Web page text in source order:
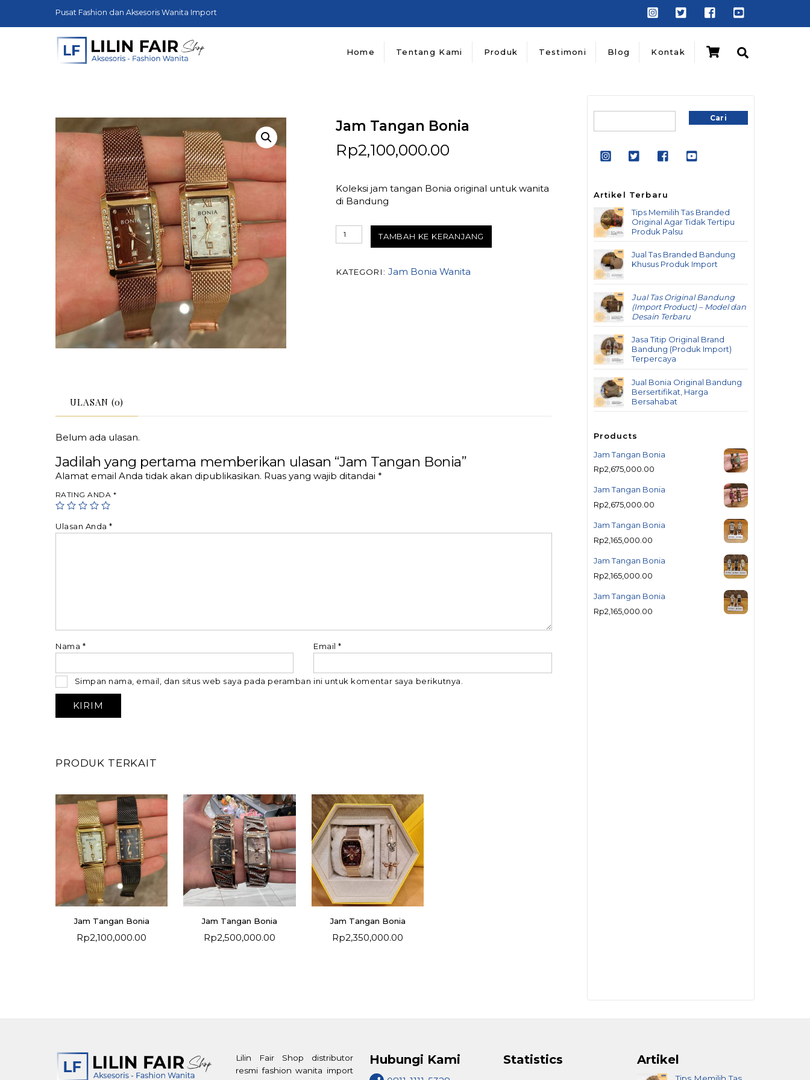
content
Pusat Fashion dan Aksesoris Wanita Import
Cart
Home Tentang Kami Produk Testimoni Blog Kontak
Jam Tangan Bonia
Rp2,100,000.00
Koleksi jam tangan Bonia original untuk wanita
di Bandung
Kuantitas
Jam
Bonia
TAMBAH KE KERANJANG
KATEGORI:Jam Bonia Wanita
ULASAN (0)
Belum ada ulasan.
Jadilah yang pertama memberikan ulasan “Jam Tangan Bonia”
Alamat email Anda tidak akan dipublikasikan. Ruas yang wajib ditandai *
RATING ANDA *
Ulasan Anda*
Nama * Email*
Simpan nama, email, dan situs web saya pada peramban ini untuk komentar saya berikutnya.
PRODUK TERKAIT
Jam Tangan Bonia
Rp2,100,000.00
Jam Tangan Bonia
Rp2,500,000.00
Jam Tangan Bonia
Rp2,350,000.00
Cari
Artikel Terbaru
Tips Memilih Tas Branded
Original Agar Tidak Tertipu
Produk Palsu
Jual Tas Branded Bandung
Khusus Produk Import
Jual Tas Original Bandung
(Import Product) – Model dan
Desain Terbaru
Jasa Titip Original Brand
Bandung (Produk Import)
Terpercaya
Jual Bonia Original Bandung
Bersertifikat, Harga
Bersahabat
Products
Jam Tangan Bonia
Rp2,675,000.00
Jam Tangan Bonia
Rp2,675,000.00
Jam Tangan Bonia
Rp2,165,000.00
Jam Tangan Bonia
Rp2,165,000.00
Jam Tangan Bonia
Rp2,165,000.00
Lilin Fair Shop distributor
resmi fashion wanita import
Hubungi Kami Statistics Artikel